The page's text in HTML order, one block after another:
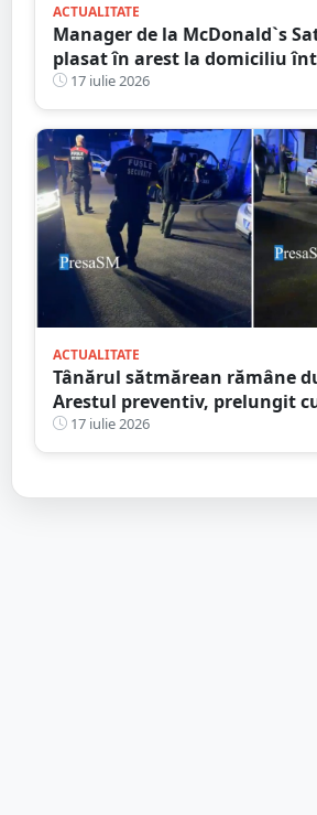
ACTUALITATE
Manager de la McDonald`s
plasat în arest la domiciliu
DIICOT de trafic de droguri
17 iulie 2026
ACTUALITATE
Tânărul sătmărean rămâne
Arestul preventiv, prelungit
zile în dosarul morții de la
Mare
17 iulie 2026